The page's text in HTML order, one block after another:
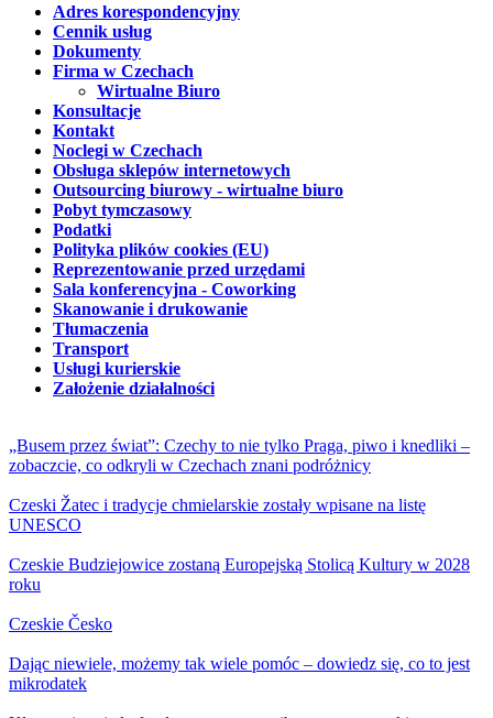
Adres korespondencyjny
Cennik usług
Dokumenty
Firma w Czechach
Wirtualne Biuro
Konsultacje
Kontakt
Noclegi w Czechach
Obsługa sklepów internetowych
Outsourcing biurowy - wirtualne biuro
Pobyt tymczasowy
Podatki
Polityka plików cookies (EU)
Reprezentowanie przed urzędami
Sala konferencyjna - Coworking
Skanowanie i drukowanie
Tłumaczenia
Transport
Usługi kurierskie
Założenie działalności
„Busem przez świat”: Czechy to nie tylko Praga, piwo i knedliki –
zobaczcie, co odkryli w Czechach znani podróżnicy
Czeski Žatec i tradycje chmielarskie zostały wpisane na listę
UNESCO
Czeskie Budziejowice zostaną Europejską Stolicą Kultury w 2028
roku
Czeskie Česko
Dając niewiele, możemy tak wiele pomóc – dowiedz się, co to jest
mikrodatek